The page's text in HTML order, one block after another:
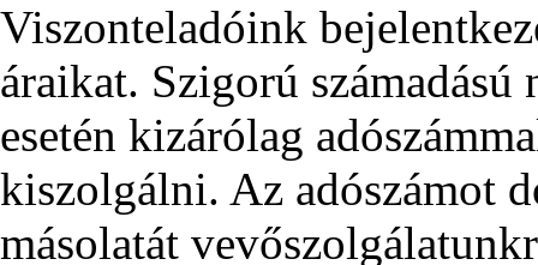
Viszonteladóink
áraikat. Szigorú
esetén kizárólag
kiszolgálni. Az adószámot
másolatát